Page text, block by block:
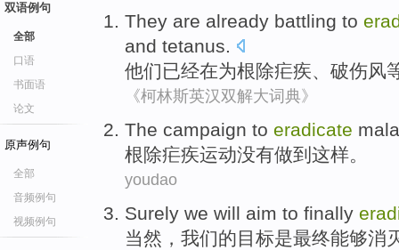
双语例句
全部
口语
书面语
论文
原声例句
全部
音频例句
视频例句
They are already battling to
and tetanus.
他们已经在为根除疟疾、 破伤风
《柯林斯英汉双解大词典》
The campaign to eradicate
根除疟疾运动没有做到 这样。
youdao
Surely we will aim to finally
当然 ， 我们的目标是最终能够消